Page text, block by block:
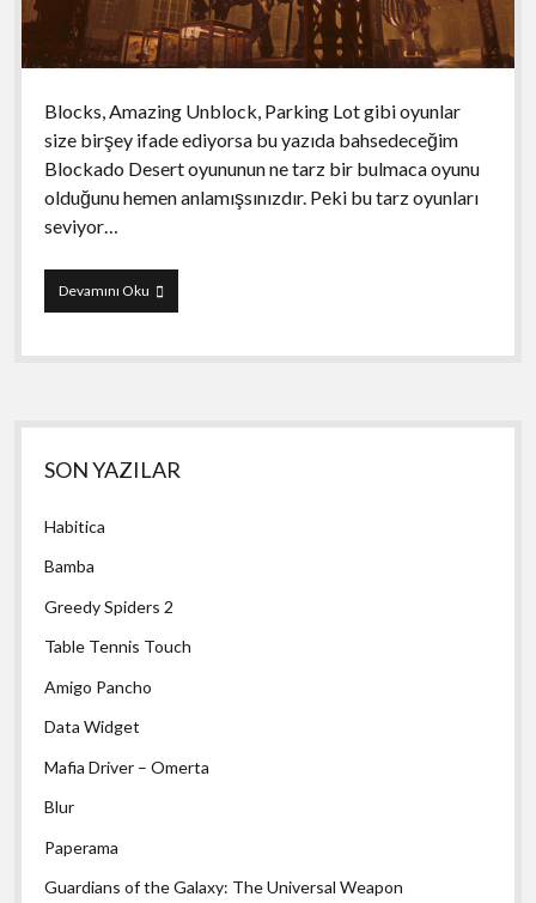
Blocks, Amazing Unblock, Parking Lot gibi oyunlar
size birşey ifade ediyorsa bu yazıda bahsedeceğim
Blockado Desert oyununun ne tarz bir bulmaca oyunu
olduğunu hemen anlamışsınızdır. Peki bu tarz oyunları
seviyor…
Devamını OkuBlockado
Desert
Yan
Menü
SON YAZILAR
Habitica
Bamba
Greedy Spiders 2
Table Tennis Touch
Amigo Pancho
Data Widget
Mafia Driver – Omerta
Blur
Paperama
Guardians of the Galaxy: The Universal Weapon